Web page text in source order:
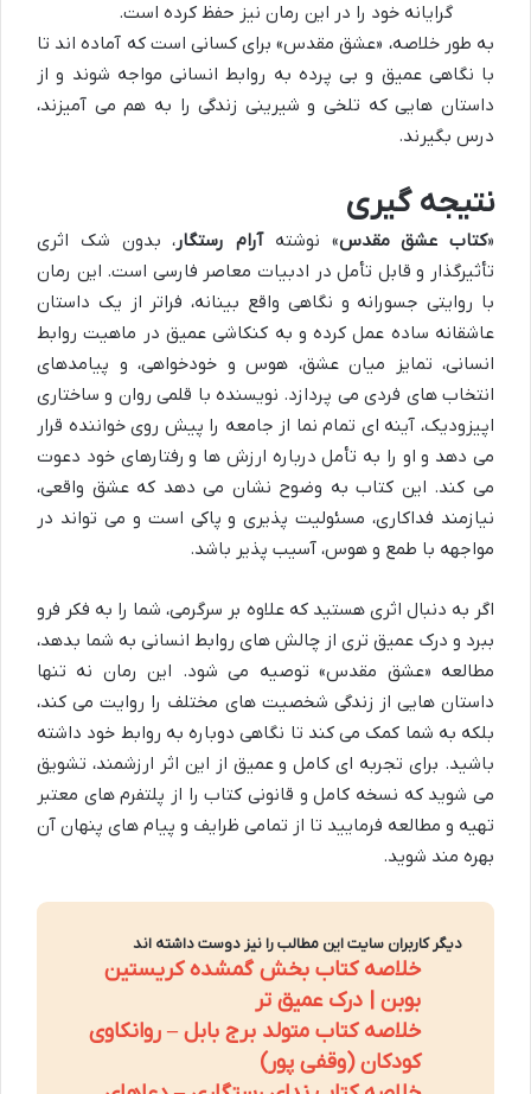
گرایانه خود را در این رمان نیز حفظ کرده است.
به طور خلاصه، «عشق مقدس» برای کسانی است که آماده اند تا
با نگاهی عمیق و بی پرده به روابط انسانی مواجه شوند و از
داستان هایی که تلخی و شیرینی زندگی را به هم می آمیزند،
درس بگیرند.
نتیجه گیری
«کتاب عشق مقدس» نوشتهآرام رستگار، بدون شک اثری
تأثیرگذار و قابل تأمل در ادبیات معاصر فارسی است. این رمان
با روایتی جسورانه و نگاهی واقع بینانه، فراتر از یک داستان
عاشقانه ساده عمل کرده و به کنکاشی عمیق در ماهیت روابط
انسانی، تمایز میان عشق، هوس و خودخواهی، و پیامدهای
انتخاب های فردی می پردازد. نویسنده با قلمی روان و ساختاری
اپیزودیک، آینه ای تمام نما از جامعه را پیش روی خواننده قرار
می دهد و او را به تأمل درباره ارزش ها و رفتارهای خود دعوت
می کند. این کتاب به وضوح نشان می دهد که عشق واقعی،
نیازمند فداکاری، مسئولیت پذیری و پاکی است و می تواند در
مواجهه با طمع و هوس، آسیب پذیر باشد.
اگر به دنبال اثری هستید که علاوه بر سرگرمی، شما را به فکر فرو
ببرد و درک عمیق تری از چالش های روابط انسانی به شما بدهد،
مطالعه «عشق مقدس» توصیه می شود. این رمان نه تنها
داستان هایی از زندگی شخصیت های مختلف را روایت می کند،
بلکه به شما کمک می کند تا نگاهی دوباره به روابط خود داشته
باشید. برای تجربه ای کامل و عمیق از این اثر ارزشمند، تشویق
می شوید که نسخه کامل و قانونی کتاب را از پلتفرم های معتبر
تهیه و مطالعه فرمایید تا از تمامی ظرایف و پیام های پنهان آن
بهره مند شوید.
دیگر کاربران سایت این مطالب را نیز دوست داشته اند
خلاصه کتاب بخش گمشده کریستین
بوبن | درک عمیق تر
خلاصه کتاب متولد برج بابل – روانکاوی
کودکان (وقفی پور)